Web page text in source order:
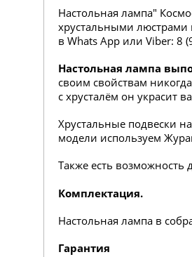
Настольная лампа"
хрустальными люстрами
в Whats App или Viber: 8
Настольная лампа
своим свойствам
с хрусталём он украсит
Хрустальные подвески
модели используем
Также есть возможность
Комплектация.
Настольная лампа в
Гарантия